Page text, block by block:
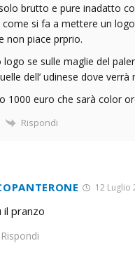
brutto e pure inadatto
si fa a mettere un
non piace prprio.
se sulle maglie del
dell’ udinese dove verrà
1000 euro che sarà color
Rispondi
12 Luglio
pranzo
Rispondi